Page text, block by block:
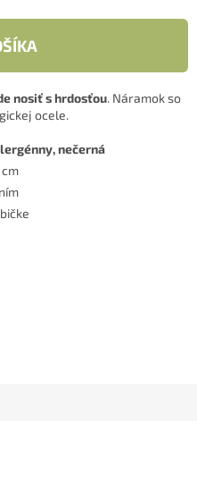
nosiť s hrdosťou. Náramok so
ocele.
nečerná